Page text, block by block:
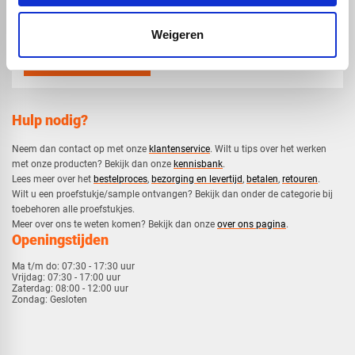
Weigeren
Hulp nodig?
Neem dan contact op met onze klantenservice. Wilt u tips over het werken
met onze producten? Bekijk dan onze kennisbank.
​Lees meer over het bestelproces, bezorging en levertijd, betalen, retouren.​
​Wilt u een proefstukje/sample ontvangen? Bekijk dan onder de categorie bij
toebehoren alle proefstukjes.
​​Meer over ons te weten komen? Bekijk dan onze over ons pagina.
Openingstijden
Ma t/m do: 07:30 - 17:30 uur
Vrijdag: 07:30 - 17:00 uur
Zaterdag: 08:00 - 12:00 uur
Zondag: Gesloten
mail